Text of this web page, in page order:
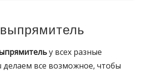
у всех разные
все возможное, чтобы